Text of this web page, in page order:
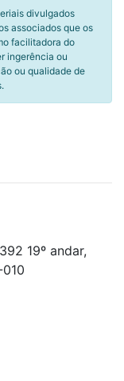
divulgados
associados que os
facilitadora do
ingerência ou
ou qualidade de
19º andar,